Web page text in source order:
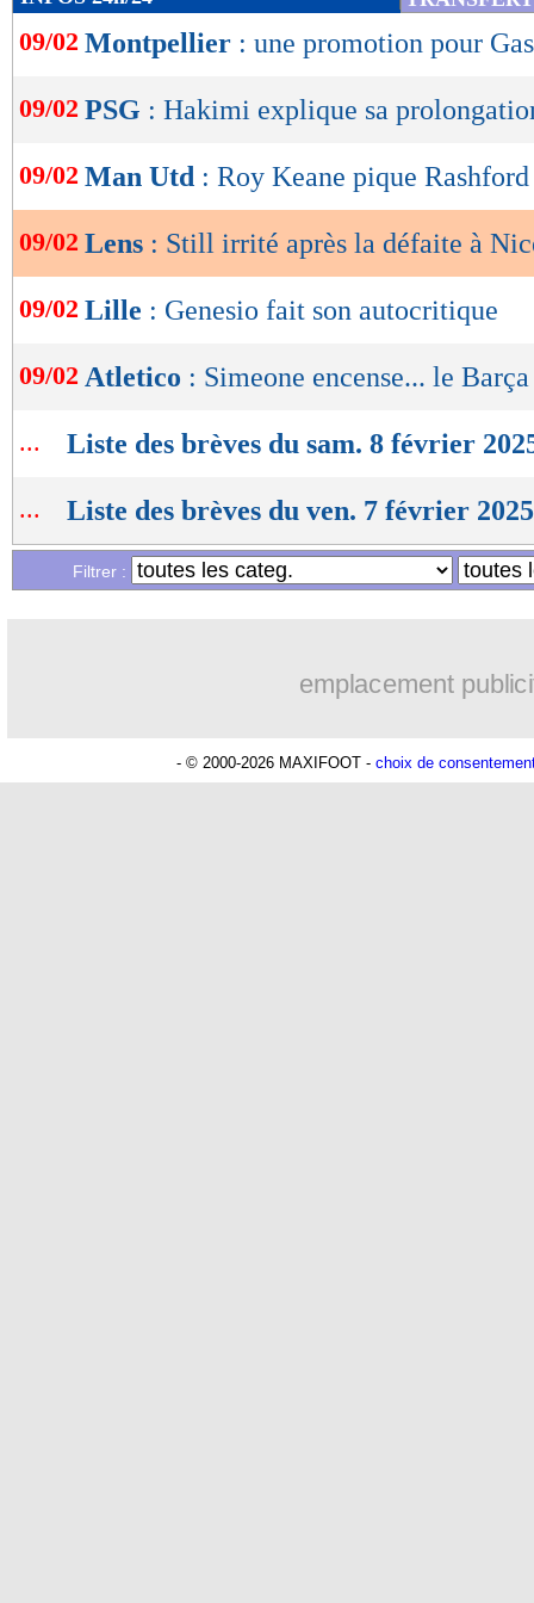
de
lecture
OK
09/02 Montpellier : une promotion pour
09/02 PSG : Hakimi explique sa
09/02 Man Utd : Roy Keane pique Rashford
09/02 Lens : Still irrité après la défaite à
09/02 Lille : Genesio fait son autocritique
09/02 Atletico : Simeone encense... le Barça
... Liste des brèves du sam. 8 février
... Liste des brèves du ven. 7 février 2025
Filtrer :
emplacement
- © 2000-2026 MAXIFOOT - choix de